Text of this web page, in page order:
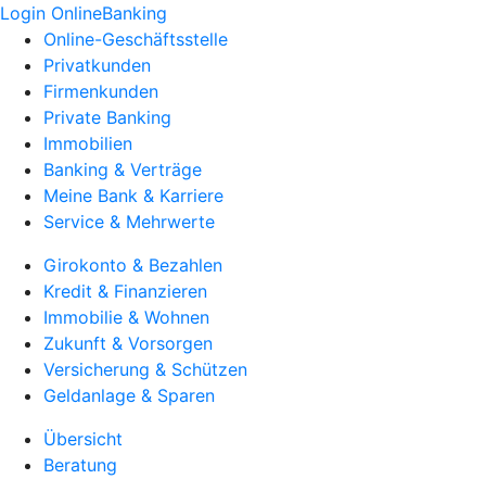
Login OnlineBanking
Online-Geschäftsstelle
Privatkunden
Firmenkunden
Private Banking
Immobilien
Banking & Verträge
Meine Bank & Karriere
Service & Mehrwerte
Girokonto & Bezahlen
Kredit & Finanzieren
Immobilie & Wohnen
Zukunft & Vorsorgen
Versicherung & Schützen
Geldanlage & Sparen
Übersicht
Beratung